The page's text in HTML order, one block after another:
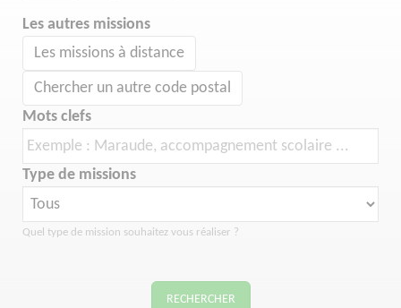
Les autres missions
Les missions à distance
Chercher un autre code postal
Mots clefs
Type de missions
Quel type de mission souhaitez vous réaliser ?
RECHERCHER